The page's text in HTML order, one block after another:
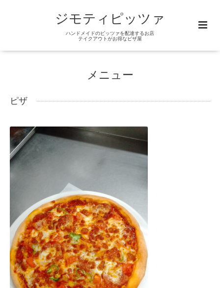
ジモティピッツァ
ハンドメイドのピッツァを配達するお店
テイクアウトがお得なピザ屋
メニュー
ピザ